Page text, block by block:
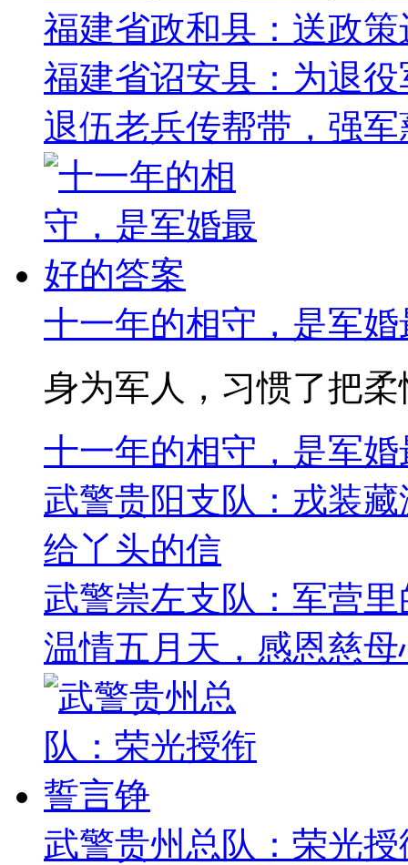
福建省政和县：送政
福建省诏安县：为退
退伍老兵传帮带，强
十一年的相守，是军
身为军人，习惯了把
十一年的相守，是军
武警贵阳支队：戎装
给丫头的信
武警崇左支队：军营里
温情五月天，感恩慈母
武警贵州总队：荣光